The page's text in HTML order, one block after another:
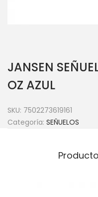
JANSEN
OZ AZUL
SKU: 7502273619161
Categoría: SEÑUELOS